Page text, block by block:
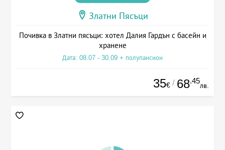
Златни Пясъци
Почивка в Златни пясъци: хотел Далия Гардън с басейн и
хранене
Дата: 08.07 - 30.09 + полупансион
35€ / 68.45
лв.